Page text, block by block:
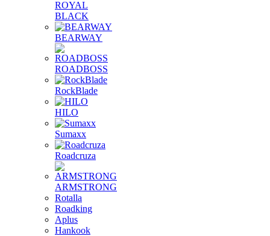
ROYAL
BLACK
BEARWAY
ROADBOSS
RockBlade
HILO
Sumaxx
Roadcruza
ARMSTRONG
Rotalla
Roadking
Aplus
Hankook